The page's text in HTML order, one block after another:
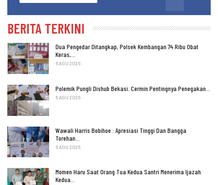
BERITA TERKINI
Dua Pengedar Ditangkap, Polsek Kembangan 74 Ribu Obat
Keras,…
6 AGU 2026
Polemik Pungli Dishub Bekasi. Cermin Pentingnya Penegakan…
6 AGU 2026
Wawali Harris Bobihoe : Apresiasi Tinggi Dan Bangga
Torehan…
6 AGU 2026
Momen Haru Saat Orang Tua Kedua Santri Menerima Ijazah
Kedua…